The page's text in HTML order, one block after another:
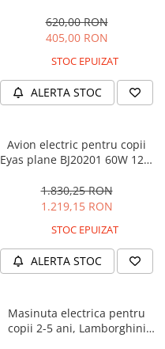
620,00 RON
405,00 RON
STOC EPUIZAT
ALERTA STOC
Avion electric pentru copii
Eyas plane BJ20201 60W 12V,
1.830,25 RON
1.219,15 RON
STOC EPUIZAT
ALERTA STOC
Masinuta electrica pentru
copii 2-5 ani, Lamborghini